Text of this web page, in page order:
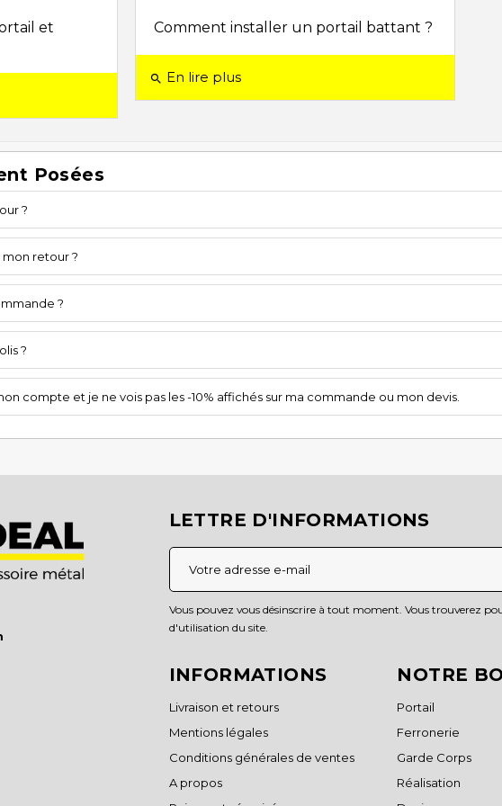
et
Comment installer un portail battant ?
search En lire plus
Posées
?
retour ?
?
?
compte et je ne vois pas les -10% affichés sur ma commande ou mon devis.
LETTRE D'INFORMATIONS
Vous pouvez vous désinscrire à tout moment. Vous trouverez
d'utilisation du site.
INFORMATIONS
Livraison et retours
Mentions légales
Conditions générales de ventes
A propos
NOTRE
Portail
Ferronerie
Garde Corps
Réalisation